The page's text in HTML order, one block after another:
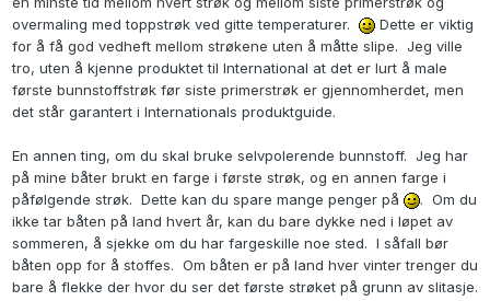
overmaling med toppstrøk ved gitte temperaturer.
Dette er viktig
for å få god vedheft mellom strøkene uten å måtte slipe. Jeg ville
tro, uten å kjenne produktet til International at det er lurt å male
første bunnstoffstrøk før siste primerstrøk er gjennomherdet, men
det står garantert i Internationals produktguide.
En annen ting, om du skal bruke selvpolerende bunnstoff. Jeg har
på mine båter brukt en farge i første strøk, og en annen farge i
påfølgende strøk. Dette kan du spare mange penger på
. Om du
ikke tar båten på land hvert år, kan du bare dykke ned i løpet av
sommeren, å sjekke om du har fargeskille noe sted. I såfall bør
båten opp for å stoffes. Om båten er på land hver vinter trenger du
bare å flekke der hvor du ser det første strøket på grunn av slitasje.